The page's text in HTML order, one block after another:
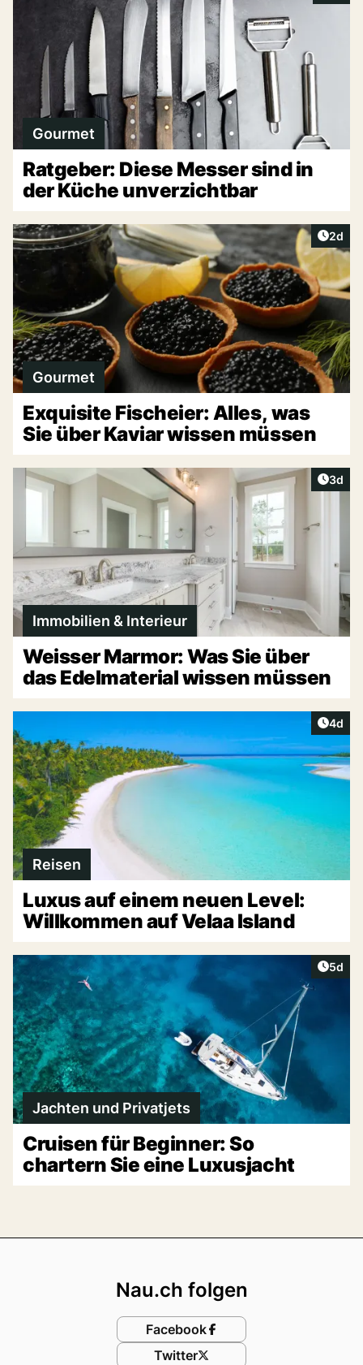
Gourmet
Ratgeber: Diese Messer sind in
der Küche unverzichtbar
2d
Gourmet
Exquisite Fischeier: Alles, was
Sie über Kaviar wissen müssen
3d
Immobilien & Interieur
Weisser Marmor: Was Sie über
das Edelmaterial wissen müssen
4d
Reisen
Luxus auf einem neuen Level:
Willkommen auf Velaa Island
5d
Jachten und Privatjets
Cruisen für Beginner: So
chartern Sie eine Luxusjacht
Nau.ch folgen
Facebook
Twitter